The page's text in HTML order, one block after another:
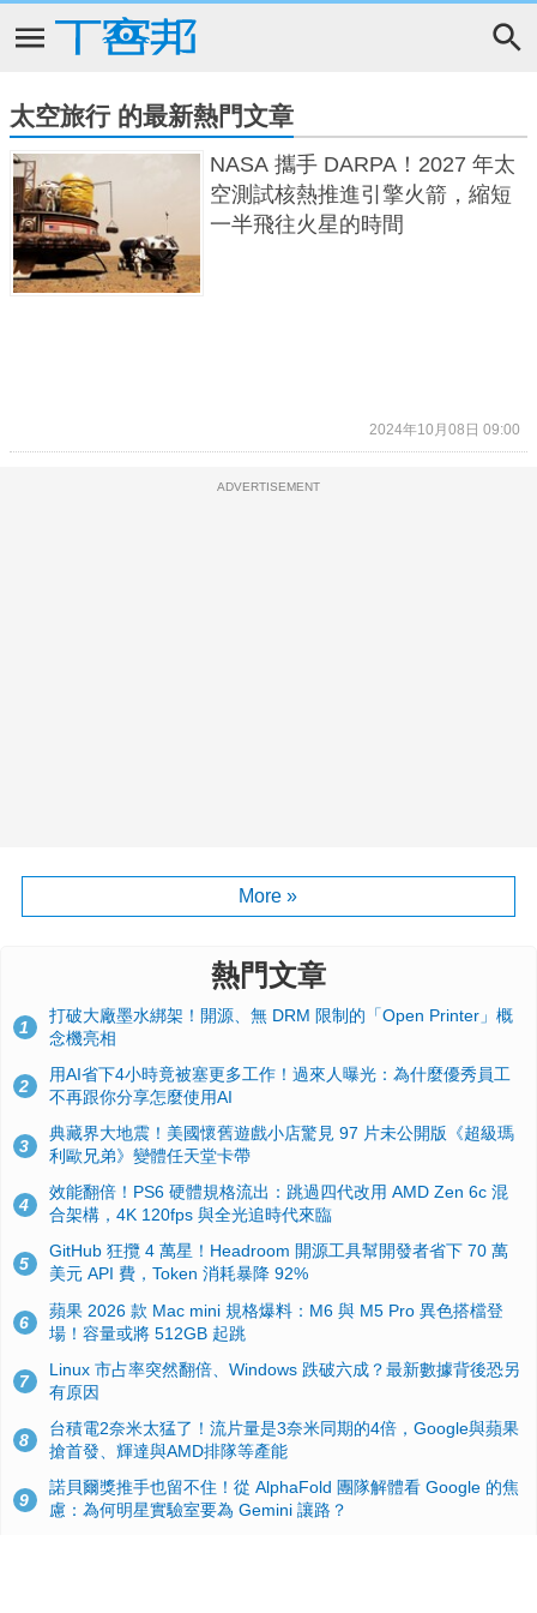
太空旅行 的最新熱門文章
NASA 攜手 DARPA！2027 年太
空測試核熱推進引擎火箭，縮短
一半飛往火星的時間
2024年10月08日 09:00
ADVERTISEMENT
More »
熱門文章
1
打破大廠墨水綁架！開源、無 DRM 限制的「Open Printer」概
念機亮相
2
用AI省下4小時竟被塞更多工作！過來人曝光：為什麼優秀員工
不再跟你分享怎麼使用AI
3
典藏界大地震！美國懷舊遊戲小店驚見 97 片未公開版《超級瑪
利歐兄弟》變體任天堂卡帶
4
效能翻倍！PS6 硬體規格流出：跳過四代改用 AMD Zen 6c 混
合架構，4K 120fps 與全光追時代來臨
5
GitHub 狂攬 4 萬星！Headroom 開源工具幫開發者省下 70 萬
美元 API 費，Token 消耗暴降 92%
6
蘋果 2026 款 Mac mini 規格爆料：M6 與 M5 Pro 異色搭檔登
場！容量或將 512GB 起跳
7
Linux 市占率突然翻倍、Windows 跌破六成？最新數據背後恐另
有原因
8
台積電2奈米太猛了！流片量是3奈米同期的4倍，Google與蘋果
搶首發、輝達與AMD排隊等產能
9
諾貝爾獎推手也留不住！從 AlphaFold 團隊解體看 Google 的焦
慮：為何明星實驗室要為 Gemini 讓路？